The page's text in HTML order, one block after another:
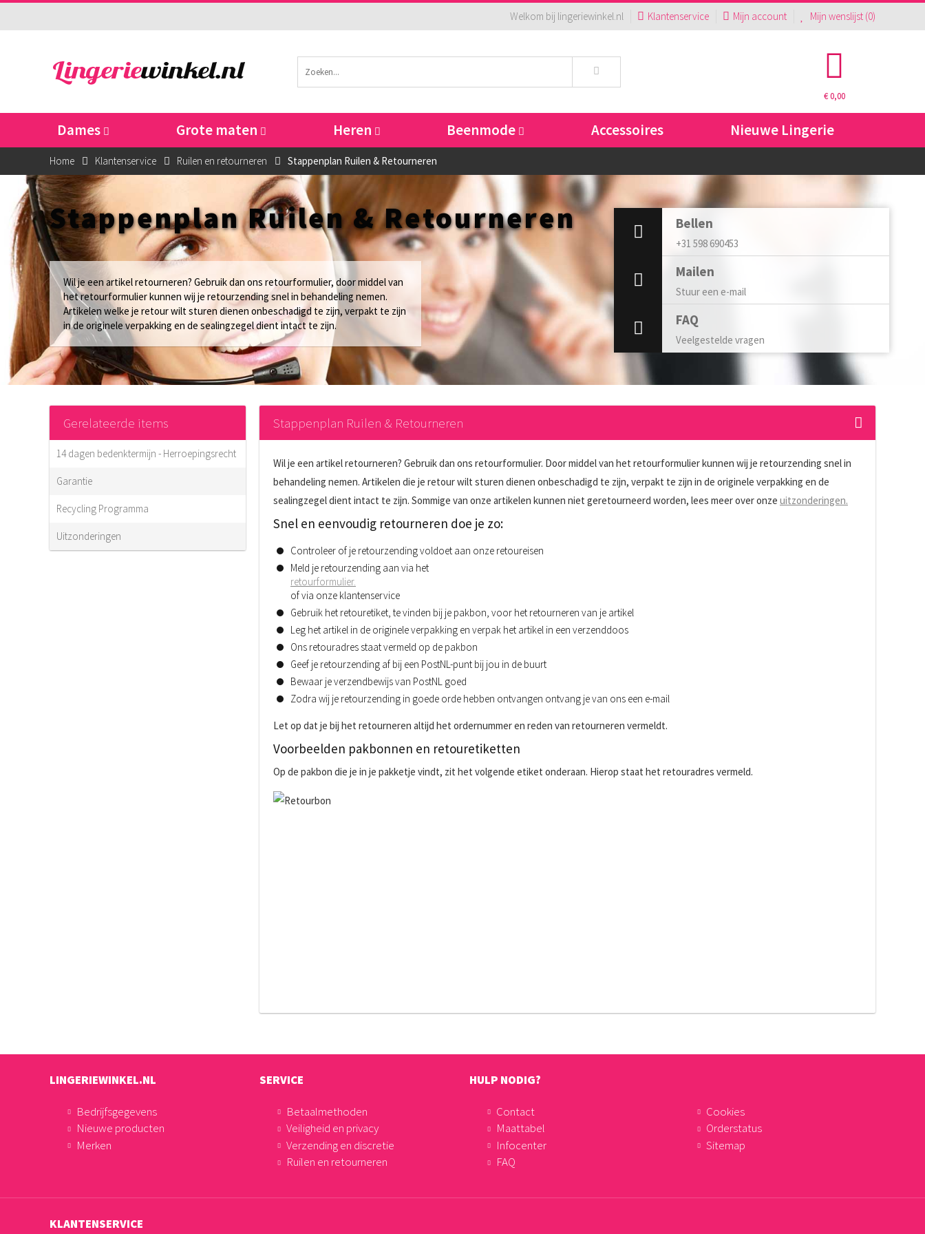
Welkom bij lingeriewinkel.nl Klantenservice Mijn account Mijn wenslijst (0)
€ 0,00
Dames Grote maten Heren Beenmode Accessoires Nieuwe Lingerie
Home Klantenservice Ruilen en retourneren Stappenplan Ruilen & Retourneren
Stappenplan Ruilen & Retourneren
Wil je een artikel retourneren? Gebruik dan ons retourformulier, door middel van
het retourformulier kunnen wij je retourzending snel in behandeling nemen.
Artikelen welke je retour wilt sturen dienen onbeschadigd te zijn, verpakt te zijn
in de originele verpakking en de sealingzegel dient intact te zijn.
Bellen
+31 598 690453
Mailen
Stuur een e-mail
FAQ
Veelgestelde vragen
Gerelateerde items
14 dagen bedenktermijn - Herroepingsrecht
Garantie
Recycling Programma
Uitzonderingen
Stappenplan Ruilen & Retourneren
Wil je een artikel retourneren? Gebruik dan ons retourformulier. Door middel van het retourformulier kunnen wij je retourzending snel in
behandeling nemen. Artikelen die je retour wilt sturen dienen onbeschadigd te zijn, verpakt te zijn in de originele verpakking en de
sealingzegel dient intact te zijn. Sommige van onze artikelen kunnen niet geretourneerd worden, lees meer over onze uitzonderingen.
Snel en eenvoudig retourneren doe je zo:
Controleer of je retourzending voldoet aan onze retoureisen
Meld je retourzending aan via het
retourformulier.
of via onze klantenservice
Gebruik het retouretiket, te vinden bij je pakbon, voor het retourneren van je artikel
Leg het artikel in de originele verpakking en verpak het artikel in een verzenddoos
Ons retouradres staat vermeld op de pakbon
Geef je retourzending af bij een PostNL-punt bij jou in de buurt
Bewaar je verzendbewijs van PostNL goed
Zodra wij je retourzending in goede orde hebben ontvangen ontvang je van ons een e-mail
Let op dat je bij het retourneren altijd het ordernummer en reden van retourneren vermeldt.
Voorbeelden pakbonnen en retouretiketten
Op de pakbon die je in je pakketje vindt, zit het volgende etiket onderaan. Hierop staat het retouradres vermeld.
LINGERIEWINKEL.NL
Bedrijfsgegevens
Nieuwe producten
Merken
SERVICE
Betaalmethoden
Veiligheid en privacy
Verzending en discretie
Ruilen en retourneren
HULP NODIG?
Contact
Maattabel
Infocenter
FAQ
Cookies
Orderstatus
Sitemap
KLANTENSERVICE